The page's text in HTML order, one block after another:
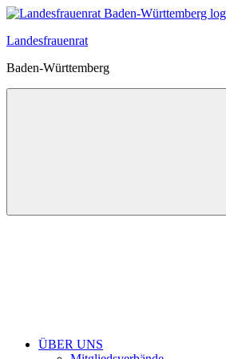
Zum
springen
Landesfrauenrat
Baden-Württemberg
ÜBER UNS